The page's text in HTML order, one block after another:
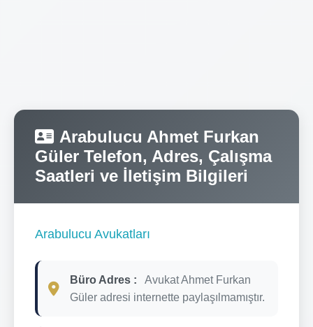
Arabulucu Ahmet Furkan
Güler Telefon, Adres, Çalışma
Saatleri ve İletişim Bilgileri
Arabulucu Avukatları
Büro Adres :
Avukat Ahmet Furkan
Güler adresi internette paylaşılmamıştır.